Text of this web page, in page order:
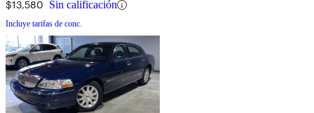
$13,580 Sin calificación
Incluye tarifas de conc.